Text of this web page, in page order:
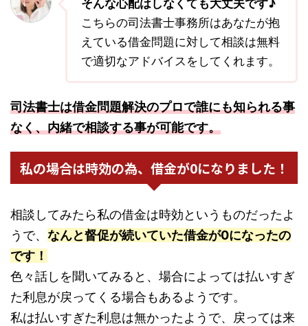
そんな心配はしなくても大丈夫です♪
こちらの司法書士事務所はあなたが抱
えている借金問題に対して相談は無料
で適切なアドバイスをしてくれます。
司法書士は借金問題解決のプロで誰にも知られる事
なく、内緒で相談する事が可能です。
私の場合は時効の為、借金が0になりました！
相談してみたら私の借金は時効というものだったよ
うで、 なんと督促が続いていた借金が0になったの
です！
色々話しを聞いてみると、場合によっては払いすぎ
た利息が戻ってくる場合もあるようです。
私は払いすぎた利息は無かったようで、戻っては来